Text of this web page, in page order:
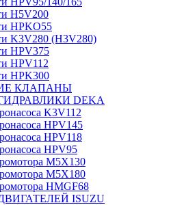
H5V200
HPKO55
K3V280 (H3V280)
HPV375
HPV112
HPK300
КЛАПАНЫ
DEKA
K3V112
HPV145
HPV118
HPV95
M5X130
M5X180
HMGF68
ISUZU